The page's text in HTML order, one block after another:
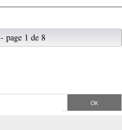
- page 1 de 8